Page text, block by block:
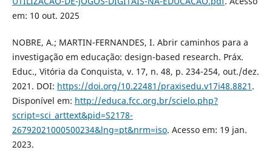
em: 10 out. 2025
NOBRE, A.; MARTIN-FERNANDES, I. Abrir caminhos para a
investigação em educação: design-based research. Práx.
Educ., Vitória da Conquista, v. 17, n. 48, p. 234-254, out./dez.
2021. DOI: https://doi.org/10.22481/praxisedu.v17i48.8821 .
Disponível em: http://educa.fcc.org.br/scielo.php?
script=sci_arttext&pid=S2178-
26792021000500234&lng=pt&nrm=iso. Acesso em: 19 jan.
2023.